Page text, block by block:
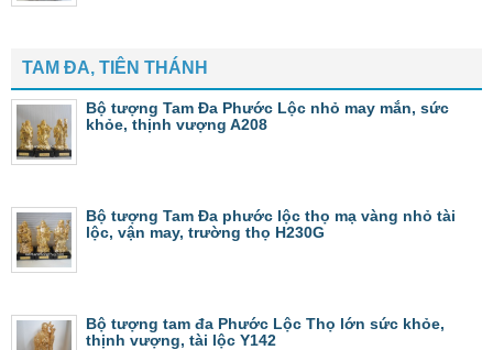
TAM ĐA, TIÊN THÁNH
Bộ tượng Tam Đa Phước Lộc nhỏ may mắn, sức
khỏe, thịnh vượng A208
Bộ tượng Tam Đa phước lộc thọ mạ vàng nhỏ tài
lộc, vận may, trường thọ H230G
Bộ tượng tam đa Phước Lộc Thọ lớn sức khỏe,
thịnh vượng, tài lộc Y142